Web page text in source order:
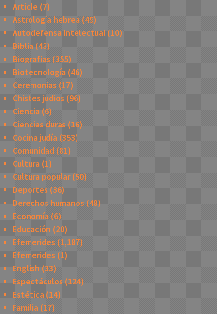
Article (7)
Astrología hebrea(49)
Autodefensa intelectual (10)
Biblia(43)
Biografias (355)
Biotecnología(46)
Ceremonias (17)
Chistes judios (96)
Ciencia(6)
Ciencias duras (16)
Cocina judía(353)
Comunidad(81)
Cultura(1)
Cultura popular(50)
Deportes (36)
Derechos humanos (48)
Economía(6)
Educación (20)
Efemerides (1,187)
Efemerides (1)
English (33)
Espectáculos (124)
Estética(14)
Familia(17)